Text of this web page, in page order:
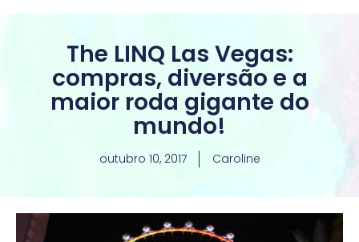
The LINQ Las Vegas:
compras, diversão e a
maior roda gigante do
mundo!
outubro 10, 2017 Caroline